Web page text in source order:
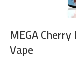
MEGA
Vape